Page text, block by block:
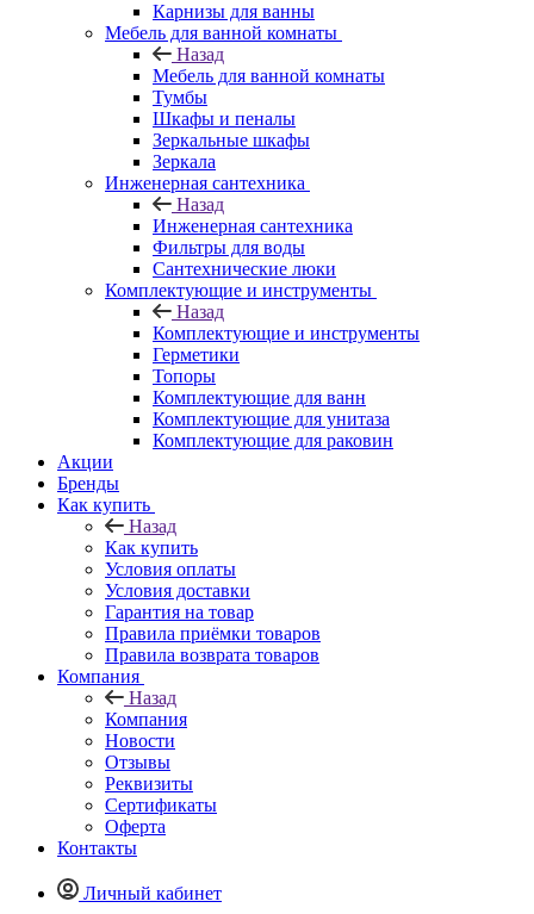
Карнизы для ванны
Мебель для ванной комнаты
Назад
Мебель для ванной комнаты
Тумбы
Шкафы и пеналы
Зеркальные шкафы
Зеркала
Инженерная сантехника
Назад
Инженерная сантехника
Фильтры для воды
Сантехнические люки
Комплектующие и инструменты
Назад
Комплектующие и инструменты
Герметики
Топоры
Комплектующие для ванн
Комплектующие для унитаза
Комплектующие для раковин
Акции
Бренды
Как купить
Назад
Как купить
Условия оплаты
Условия доставки
Гарантия на товар
Правила приёмки товаров
Правила возврата товаров
Компания
Назад
Компания
Новости
Отзывы
Реквизиты
Сертификаты
Оферта
Контакты
Личный кабинет